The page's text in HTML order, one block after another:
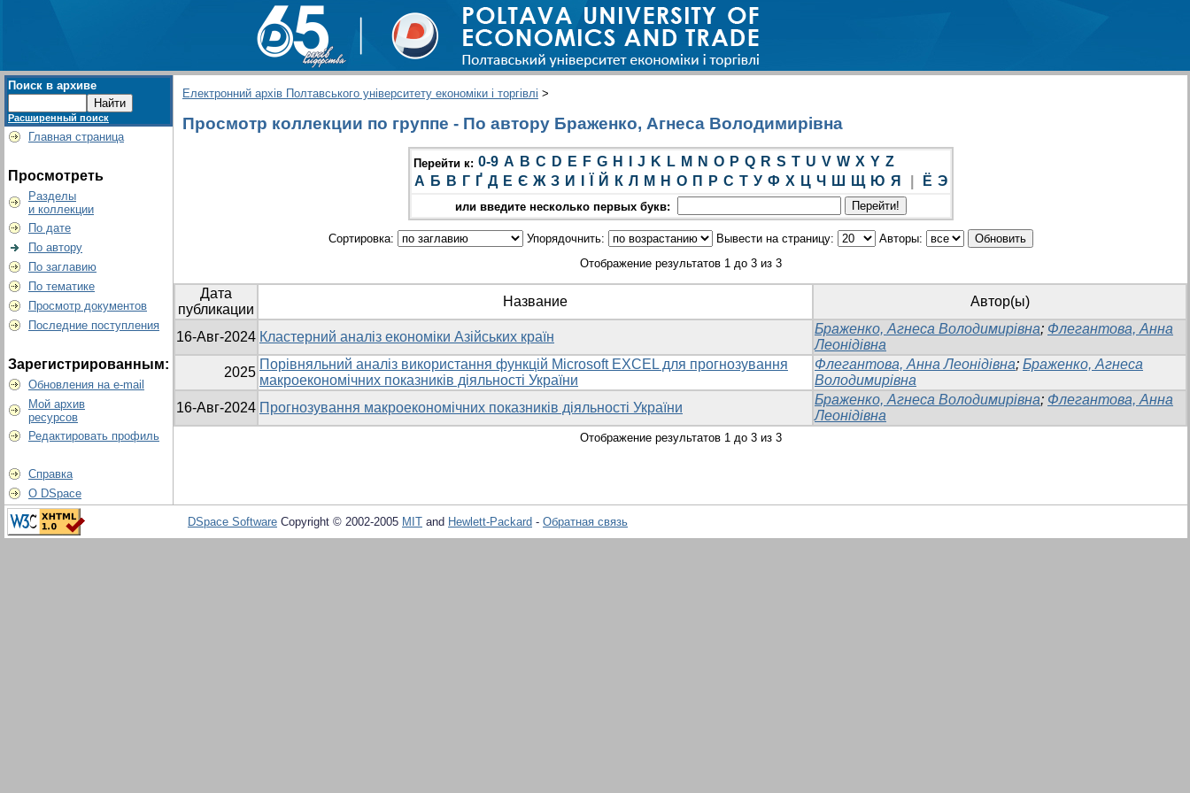
Поиск в архиве
Расширенный поиск
Главная страница
Просмотреть
Разделы
и коллекции
По дате
По автору
По заглавию
По тематике
Просмотр документов
Последние поступления
Зарегистрированным:
Обновления на e-mail
Мой архив
ресурсов
Редактировать профиль
Справка
О DSpace
Електронний архів Полтавського університету економіки і торгівлі >
Просмотр коллекции по группе - По автору Браженко, Агнеса Володимирівна
Перейти к: 0-9 A B C D E F G H J K L M N O P Q R S T U V W X Y Z
А Б В Г Ґ Д Е Є Ж З И Й К Л М Н О П Р С Т У Ф Х Ц Ч Ш Щ Ю Я Ё Э
или введите несколько первых букв:
Сортировка: Упорядочнить: Вывести на страницу:
Авторы:
Отображение результатов 1 до 3 из 3
Дата
публикации
Название Автор(ы)
16-Авг-2024 Кластерний аналіз економіки Азійських країн
Браженко, Агнеса Володимирівна; Флегантова, Анна
Леонідівна
2025
Порівняльний аналіз використання функцій Microsoft EXCEL для прогнозування
макроекономічних показників діяльності України
Флегантова, Анна Леонідівна; Браженко, Агнеса
Володимирівна
16-Авг-2024 Прогнозування макроекономічних показників діяльності України
Браженко, Агнеса Володимирівна; Флегантова, Анна
Леонідівна
Отображение результатов 1 до 3 из 3
DSpace Software Copyright © 2002-2005 MIT and Hewlett-Packard - Обратная связь